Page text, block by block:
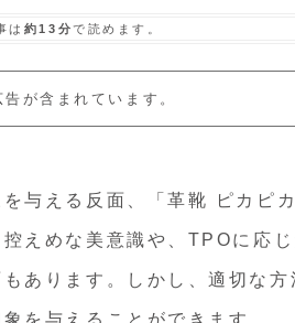
は 約13分で読めます。
が含まれています。
与える反面、「革靴 ピカピ
えめな美意識や、TPOに応
あります。しかし、適切な